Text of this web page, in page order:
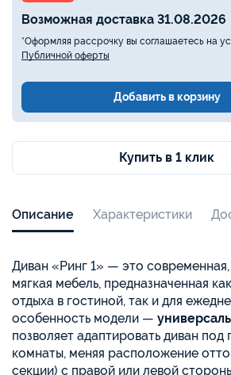
Возможная доставка 31.08.2026
*Оформляя рассрочку вы соглашаетесь на
Публичной оферты
Добавить в корзину
Купить в 1 клик
Описание Характеристики
Диван «Ринг 1» — это
мягкая мебель, предназначенная
отдыха в гостиной, так и для
особенность модели —
позволяет адаптировать диван
комнаты, меняя расположение
секции) с правой или левой